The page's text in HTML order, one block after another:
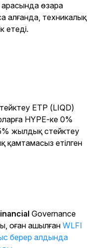
арасында өзара
алғанда, техникалық
етеді.
ETP (LIQD)
HYPE-ке 0%
жылдық стейктеу
қамтамасыз етілген
Governance
оған ашылғанWLFI
берер алдында